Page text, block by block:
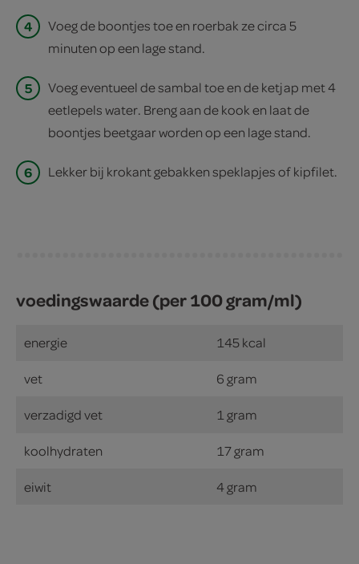
4
Voeg de boontjes toe en roerbak ze circa 5
minuten op een lage stand.
5
Voeg eventueel de sambal toe en de ketjap met 4
eetlepels water. Breng aan de kook en laat de
boontjes beetgaar worden op een lage stand.
6 Lekker bij krokant gebakken speklapjes of kipfilet.
voedingswaarde (per 100 gram/ml)
energie 145 kcal
vet 6 gram
verzadigd vet 1 gram
koolhydraten 17 gram
eiwit 4 gram